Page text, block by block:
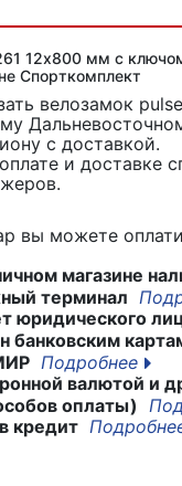
12х800 мм с
Спорткомплект
велозамок
с доставкой.
и доставке
вы можете
магазине
терминал
юридического
банковским
Подробнее
валютой и
оплаты)
кредит